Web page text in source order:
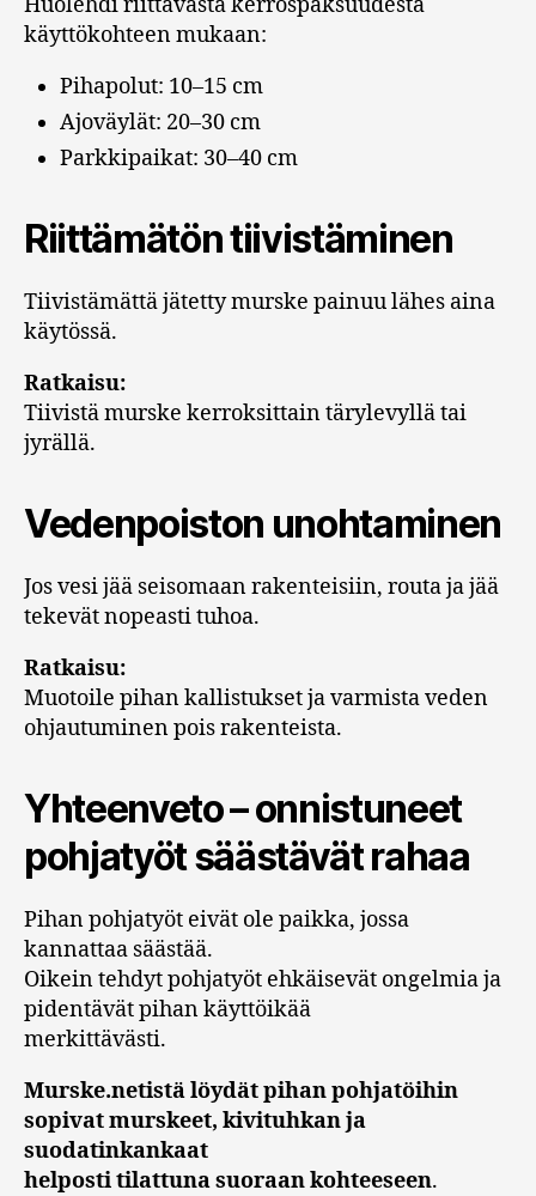
käyttökohteen mukaan:
Pihapolut: 10–15 cm
Ajoväylät: 20–30 cm
Parkkipaikat: 30–40 cm
Riittämätön tiivistäminen
Tiivistämättä jätetty murske painuu lähes aina
käytössä.
Ratkaisu:
Tiivistä murske kerroksittain tärylevyllä tai
jyrällä.
Vedenpoiston unohtaminen
Jos vesi jää seisomaan rakenteisiin, routa ja jää
tekevät nopeasti tuhoa.
Ratkaisu:
Muotoile pihan kallistukset ja varmista veden
ohjautuminen pois rakenteista.
Yhteenveto – onnistuneet
pohjatyöt säästävät rahaa
Pihan pohjatyöt eivät ole paikka, jossa
kannattaa säästää.
Oikein tehdyt pohjatyöt ehkäisevät ongelmia ja
pidentävät pihan käyttöikää
merkittävästi.
Murske.netistä löydät pihan pohjatöihin
sopivat murskeet, kivituhkan ja
suodatinkankaat
helposti tilattuna suoraan kohteeseen.